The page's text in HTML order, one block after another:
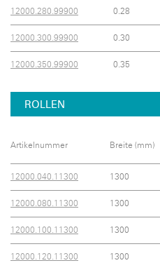
12000.280.99900 0.28
12000.300.99900 0.30
12000.350.99900 0.35
ROLLEN
Artikelnummer Breite (mm)
12000.040.11300 1300
12000.080.11300 1300
12000.100.11300 1300
12000.120.11300 1300